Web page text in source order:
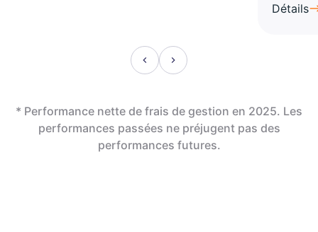
Détails
* Performance nette de frais de gestion en 2025. Les
performances passées ne préjugent pas des
performances futures.